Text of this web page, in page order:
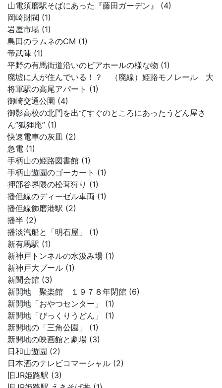
山電須磨駅そばにあった『藤田ガーデン』 (4)
岡崎財閥 (1)
岩屋市場 (1)
島田のラムネのCM (1)
帝武陣 (1)
平野の有馬街道沿いのビアホールの様な物 (1)
廃墟に人が住んでいる！？ （廃線）姫路モノレール 大
将軍駅の高尾アパート (1)
御崎交通公園 (4)
御影高校の北門を出てすぐのところにあったうどん屋さ
ん”狐狸庵” (1)
快速電車の灰皿 (2)
急電 (1)
手柄山の姫路図書館 (1)
手柄山遊園のゴーカート (1)
押部谷界隈の松茸狩り (1)
播但線のディーゼル車両 (1)
播但線飾磨港駅 (2)
播半 (2)
播淡汽船と「明石屋」 (1)
新有馬駅 (1)
新神戸トンネルの水汲み場 (1)
新神戸大プール (1)
新聞会館 (3)
新開地 聚楽館 １９７８年閉館 (6)
新開地「おやつセンター」 (1)
新開地「びっくりうどん」 (1)
新開地の「三角公園」 (1)
新開地の映画館と劇場 (3)
日和山遊園 (2)
日本酒のテレビコマーシャル (2)
旧JR姫路駅 (3)